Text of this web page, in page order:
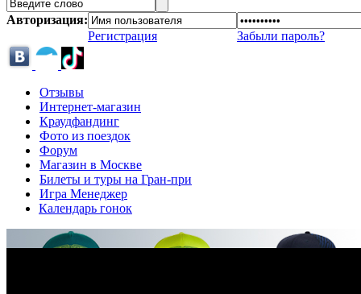
Авторизация:
Регистрация
Забыли пароль?
Отзывы
Интернет-магазин
Краудфандинг
Фото из поездок
Форум
Магазин в Москве
Билеты и туры на Гран-при
Игра Менеджер
Календарь гонок